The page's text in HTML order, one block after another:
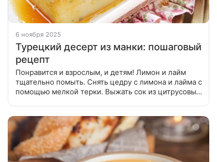
6 ноября 2025
Турецкий десерт из манки: пошаговый
рецепт
Понравится и взрослым, и детям! Лимон и лайм
тщательно помыть. Снять цедру с лимона и лайма с
помощью мелкой терки. Выжать сок из цитрусовых.